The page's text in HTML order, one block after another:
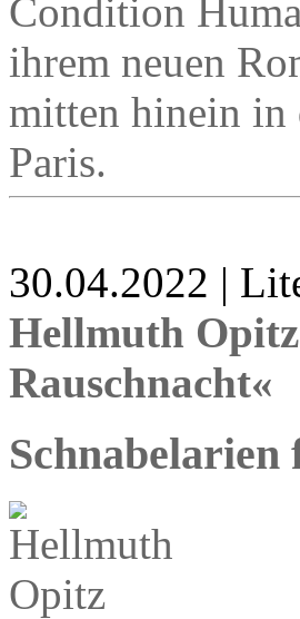
Condition
ihrem neuen
mitten hinein in
Paris.
30.04.2022 |
Hellmuth
Rauschnacht«